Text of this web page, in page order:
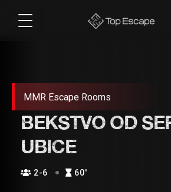
MMR Escape Rooms
BEKSTVO OD
UBICE
2-6 60′